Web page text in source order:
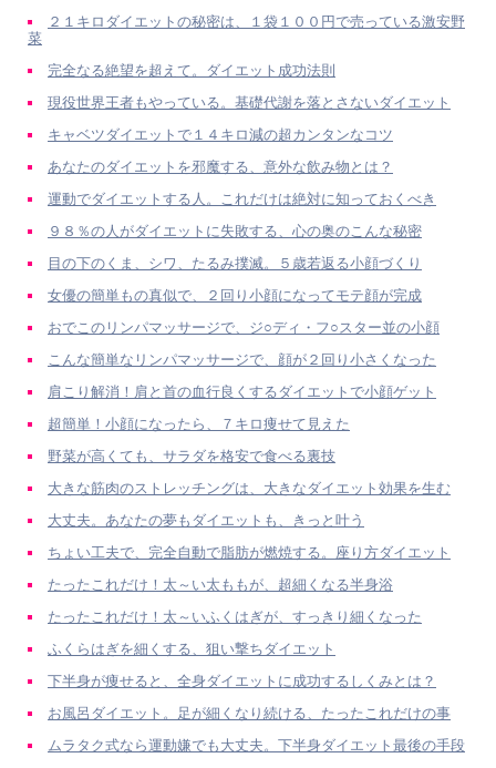
２１キロダイエットの秘密は、１袋１００円で売っている激安野
菜
完全なる絶望を超えて。ダイエット成功法則
現役世界王者もやっている。基礎代謝を落とさないダイエット
キャベツダイエットで１４キロ減の超カンタンなコツ
あなたのダイエットを邪魔する、意外な飲み物とは？
運動でダイエットする人。これだけは絶対に知っておくべき
９８％の人がダイエットに失敗する、心の奥のこんな秘密
目の下のくま、シワ、たるみ撲滅。５歳若返る小顔づくり
女優の簡単もの真似で、２回り小顔になってモテ顔が完成
おでこのリンパマッサージで、ジ○ディ・フ○スター並の小顔
こんな簡単なリンパマッサージで、顔が２回り小さくなった
肩こり解消！肩と首の血行良くするダイエットで小顔ゲット
超簡単！小顔になったら、７キロ痩せて見えた
野菜が高くても、サラダを格安で食べる裏技
大きな筋肉のストレッチングは、大きなダイエット効果を生む
大丈夫。あなたの夢もダイエットも、きっと叶う
ちょい工夫で、完全自動で脂肪が燃焼する。座り方ダイエット
たったこれだけ！太～い太ももが、超細くなる半身浴
たったこれだけ！太～いふくはぎが、すっきり細くなった
ふくらはぎを細くする、狙い撃ちダイエット
下半身が痩せると、全身ダイエットに成功するしくみとは？
お風呂ダイエット。足が細くなり続ける、たったこれだけの事
ムラタク式なら運動嫌でも大丈夫。下半身ダイエット最後の手段